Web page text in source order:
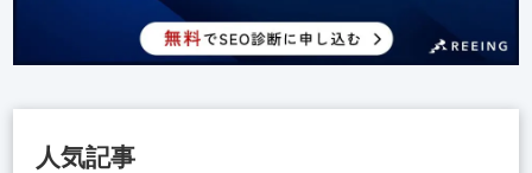
人気記事